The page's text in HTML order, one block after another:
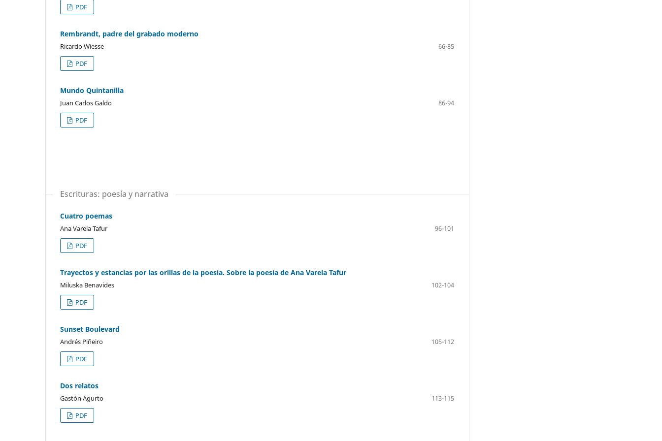
PDF
Rembrandt, padre del grabado moderno
Ricardo Wiesse
66-85
PDF
Mundo Quintanilla
Juan Carlos Galdo
86-94
PDF
Escrituras: poesía y narrativa
Cuatro poemas
Ana Varela Tafur
96-101
PDF
Trayectos y estancias por las orillas de la poesía. Sobre la poesía de Ana Varela Tafur
Miluska Benavides
102-104
PDF
Sunset Boulevard
Andrés Piñeiro
105-112
PDF
Dos relatos
Gastón Agurto
113-115
PDF